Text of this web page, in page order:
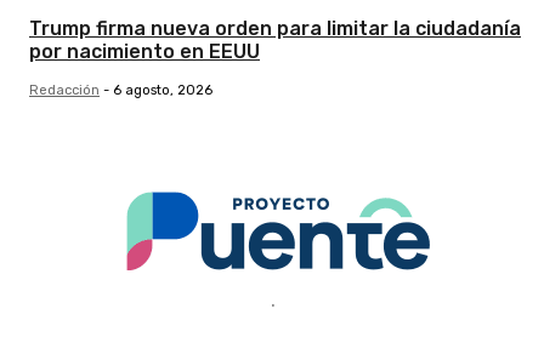
Trump firma nueva orden para limitar la ciudadanía
por nacimiento en EEUU
Redacción - 6 agosto, 2026
.